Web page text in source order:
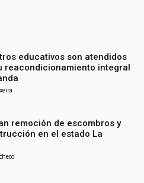
educativos son atendidos
reacondicionamiento integral
remoción de escombros y
en el estado La